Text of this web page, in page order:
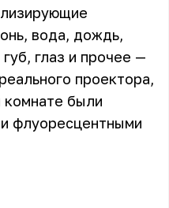
вода, дождь,
глаз и прочее —
проектора,
комнате были
флуоресцентными